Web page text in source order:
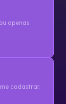
apenas
cadastrar.